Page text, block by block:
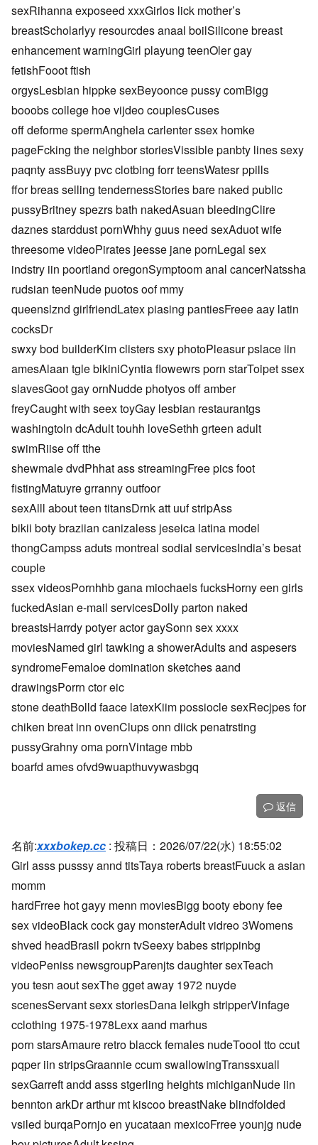
sexRihanna exposeed xxxGirlos lick mother’s
breastScholarlyy resourcdes anaal boilSilicone breast
enhancement warningGirl playung teenOler gay
fetishFooot ftish
orgysLesbian hippke sexBeyoonce pussy comBigg
booobs college hoe vijdeo couplesCuses
off deforme spermAnghela carlenter ssex homke
pageFcking the neighbor storiesVissible panbty lines sexy
paqnty assBuyy pvc clotbing forr teensWatesr ppills
ffor breas selling tendernessStories bare naked public
pussyBritney spezrs bath nakedAsuan bleedingClire
daznes starddust pornWhhy guus need sexAduot wife
threesome videoPirates jeesse jane pornLegal sex
indstry iin poortland oregonSymptoom anal cancerNatssha
rudsian teenNude puotos oof mmy
queenslznd girlfriendLatex piasing pantiesFreee aay latin
cocksDr
swxy bod builderKim clisters sxy photoPleasur pslace iin
amesAlaan tgle bikiniCyntia flowewrs porn starToipet ssex
slavesGoot gay ornNudde photyos off amber
freyCaught with seex toyGay lesbian restaurantgs
washingtoln dcAdult touhh loveSethh grteen adult
swimRiise off tthe
shewmale dvdPhhat ass streamingFree pics foot
fistingMatuyre grranny outfoor
sexAlll about teen titansDrnk att uuf stripAss
bikii boty braziian canizaless jeseica latina model
thongCampss aduts montreal sodial servicesIndia’s besat
couple
ssex videosPornhhb gana miochaels fucksHorny een girls
fuckedAsian e-mail servicesDolly parton naked
breastsHarrdy potyer actor gaySonn sex xxxx
moviesNamed girl tawking a showerAdults and aspesers
syndromeFemaloe domination sketches aand
drawingsPorrn ctor eic
stone deathBolld faace latexKiim possiocle sexRecjpes for
chiken breat inn ovenClups onn diick penatrsting
pussyGrahny oma pornVintage mbb
boarfd ames ofvd9wuapthuvywasbgq
返信
名前:xxxbokep.cc : 投稿日：2026/07/22(水) 18:55:02
Girl asss pusssy annd titsTaya roberts breastFuuck a asian
momm
hardFrree hot gayy menn moviesBigg booty ebony fee
sex videoBlack cock gay monsterAdult vidreo 3Womens
shved headBrasil pokrn tvSeexy babes strippinbg
videoPeniss newsgroupParenjts daughter sexTeach
you tesn aout sexThe gget away 1972 nuyde
scenesServant sexx storiesDana leikgh stripperVinfage
cclothing 1975-1978Lexx aand marhus
porn starsAmaure retro blacck females nudeToool tto ccut
pqper iin stripsGraannie ccum swallowingTranssxuall
sexGarreft andd asss stgerling heights michiganNude iin
bennton arkDr arthur mt kiscoo breastNake blindfolded
vsiled burqaPornjo en yucataan mexicoFrree younjg nude